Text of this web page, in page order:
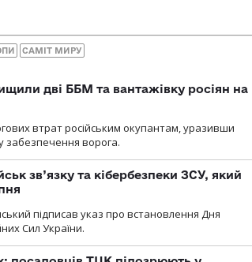
САМІТ МИРУ
дві ББМ та вантажівку росіян на
втрат російським окупантам, уразивши
забезпечення ворога.
зв’язку та кібербезпеки ЗСУ, який
підписав указ про встановлення Дня
Сил України.